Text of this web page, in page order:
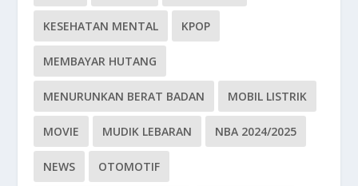
KESEHATAN MENTAL KPOP
MEMBAYAR HUTANG
MENURUNKAN BERAT BADAN MOBIL LISTRIK
MOVIE MUDIK LEBARAN NBA 2024/2025
NEWS OTOMOTIF